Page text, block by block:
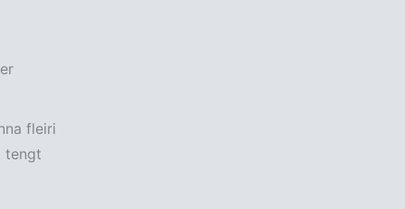
fleiri
tengt